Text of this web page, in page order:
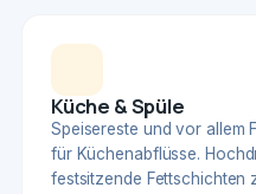
Küche & Spüle
Speisereste und vor allem
für Küchenabflüsse.
festsitzende Fettschichten